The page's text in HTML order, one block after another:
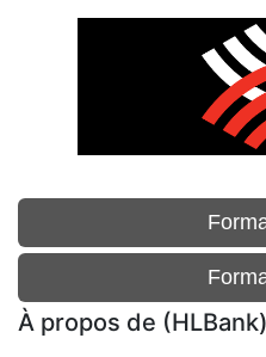
À propos de